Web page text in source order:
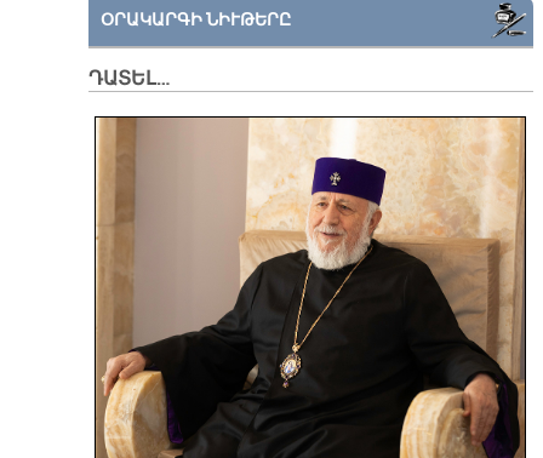
ՕՐԱԿԱՐԳԻ ՆԻՒԹԵՐԸ
ԴԱՏԵԼ…